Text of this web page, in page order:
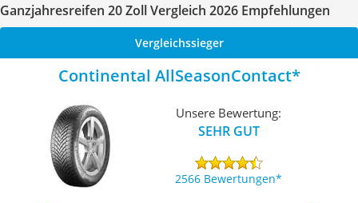
Ganzjahresreifen 20 Zoll Vergleich 2026 Empfehlungen
Vergleichssieger
Continental AllSeasonContact
Unsere Bewertung:
SEHR GUT
2566 Bewertungen